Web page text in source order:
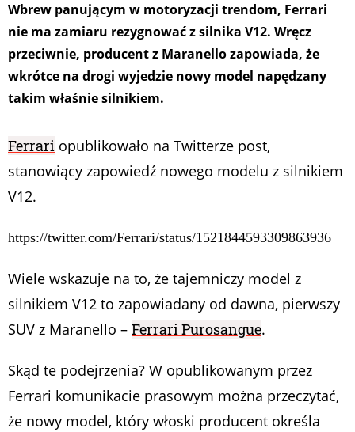
Wbrew panującym w motoryzacji trendom, Ferrari
nie ma zamiaru rezygnować z silnika V12. Wręcz
przeciwnie, producent z Maranello zapowiada, że
wkrótce na drogi wyjedzie nowy model napędzany
takim właśnie silnikiem.
Ferrari opublikowało na Twitterze post,
stanowiący zapowiedź nowego modelu z silnikiem
V12.
https://twitter.com/Ferrari/status/1521844593309863936
Wiele wskazuje na to, że tajemniczy model z
silnikiem V12 to zapowiadany od dawna, pierwszy
SUV z Maranello – Ferrari Purosangue.
Skąd te podejrzenia? W opublikowanym przez
Ferrari komunikacie prasowym można przeczytać,
że nowy model, który włoski producent określa